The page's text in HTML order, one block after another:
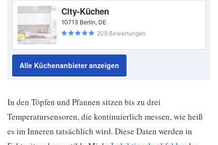
City-Küchen
10713 Berlin, DE
209 Bewertungen
Alle Küchenanbieter anzeigen
In den Töpfen und Pfannen sitzen bis zu drei
Temperatursensoren, die kontinuierlich messen, wie heiß
es im Inneren tatsächlich wird. Diese Daten werden in